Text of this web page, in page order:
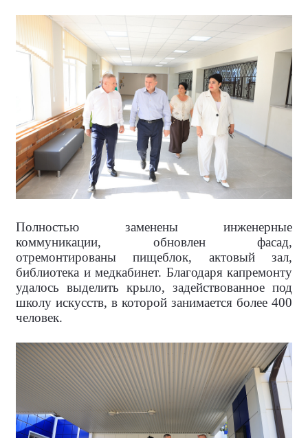
Полностью заменены инженерные
коммуникации, обновлен фасад,
отремонтированы пищеблок, актовый зал,
библиотека и медкабинет. Благодаря капремонту
удалось выделить крыло, задействованное под
школу искусств, в которой занимается более 400
человек.